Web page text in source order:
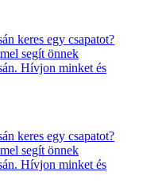
keres egy csapatot?
segít önnek
Hívjon minket és
keres egy csapatot?
segít önnek
Hívjon minket és